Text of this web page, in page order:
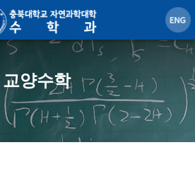
교양수학